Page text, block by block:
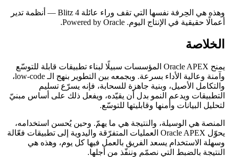
وهذه هي الحِرفة نفسها التي تقف وراء عائلة Blitz 4 — أنظمة تدير
أعمالًا حقيقية في الإنتاج اليوم. Powered by Oracle.
الخلاصة
يمنح Oracle APEX المؤسسات سبيلًا لبناء تطبيقات قابلة للتوسّع
وآمنة وعالية الأداء بسرعة. وبجمعه بين التطوير بنهج الـ low-code،
والتكامل الأصيل، وبنية جاهزة للسحابة، فإنه يسرّع تسليم
التطبيقات ويدعم النمو بدل أن يقيّده، ويفعل ذلك على أساس مبنيّ
لتحليل البيانات وأمنها وقابليتها للتوسّع.
المنصة هي الوسيلة، والنتيجة هي ما يهمّ. وحين يُحسن استخدامه،
يحوّل Oracle APEX العمليات المتفرّقة واليدوية إلى تطبيقات فعّالة
وسهلة الاستخدام يسعد الفريق بالعمل فيها كل يوم، وهذه هي
النتيجة بالضبط التي نصمّم وننفّذ من أجلها.